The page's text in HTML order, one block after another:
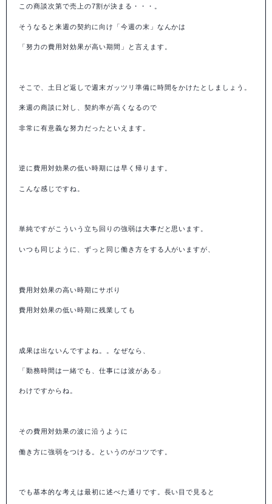
この商談次第で売上の7割が決まる・・・。
そうなると来週の契約に向け「今週の末」なんかは
「努力の費用対効果が高い期間」と言えます。
そこで、土日ど返しで週末ガッツリ準備に時間をかけたとしましょう。
来週の商談に対し、契約率が高くなるので
非常に有意義な努力だったといえます。
逆に費用対効果の低い時期には早く帰ります。
こんな感じですね。
単純ですがこういう立ち回りの強弱は大事だと思います。
いつも同じように、ずっと同じ働き方をする人がいますが、
費用対効果の高い時期にサボり
費用対効果の低い時期に残業しても
成果は出ないんですよね。。なぜなら、
「勤務時間は一緒でも、仕事には波がある」
わけですからね。
その費用対効果の波に沿うように
働き方に強弱をつける。というのがコツです。
でも基本的な考えは最初に述べた通りです。長い目で見ると